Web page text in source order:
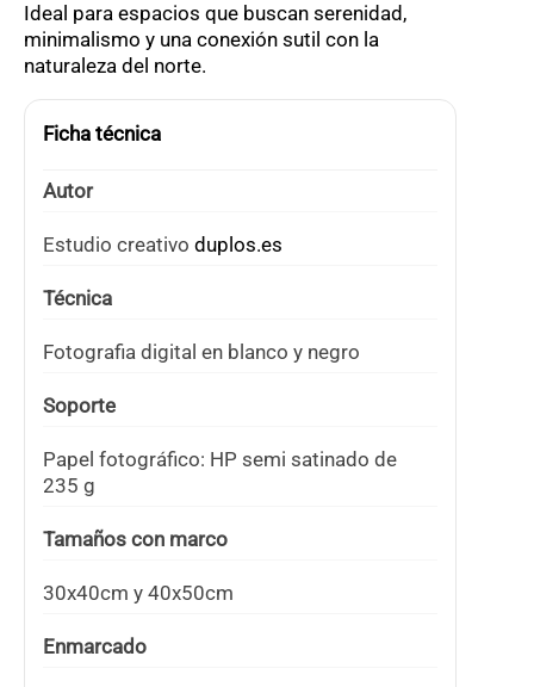
Ideal para espacios que buscan serenidad,
minimalismo y una conexión sutil con la
naturaleza del norte.
Ficha técnica
Autor
Estudio creativo duplos.es
Técnica
Fotografia digital en blanco y negro
Soporte
Papel fotográfico: HP semi satinado de
235 g
Tamaños con marco
30x40cm y 40x50cm
Enmarcado